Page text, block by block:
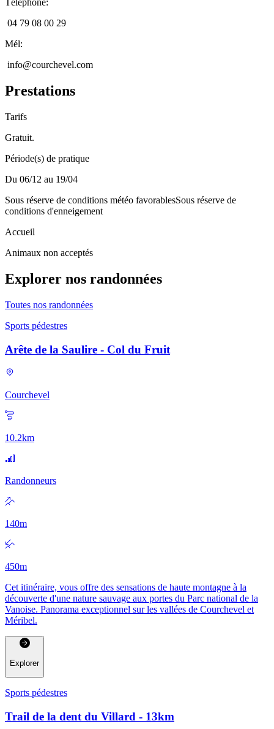
Téléphone:
04 79 08 00 29
Mél:
info@courchevel.com
Prestations
Tarifs
Gratuit.
Période(s) de pratique
Du 06/12 au 19/04
Sous réserve de conditions météo favorablesSous réserve de
conditions d'enneigement
Accueil
Animaux non acceptés
Explorer nos randonnées
Toutes nos randonnées
Sports pédestres
Arête de la Saulire - Col du Fruit
Courchevel
10.2km
Randonneurs
140m
450m
Cet itinéraire, vous offre des sensations de haute montagne à la
découverte d'une nature sauvage aux portes du Parc national de la
Vanoise. Panorama exceptionnel sur les vallées de Courchevel et
Méribel.
Explorer
Sports pédestres
Trail de la dent du Villard - 13km